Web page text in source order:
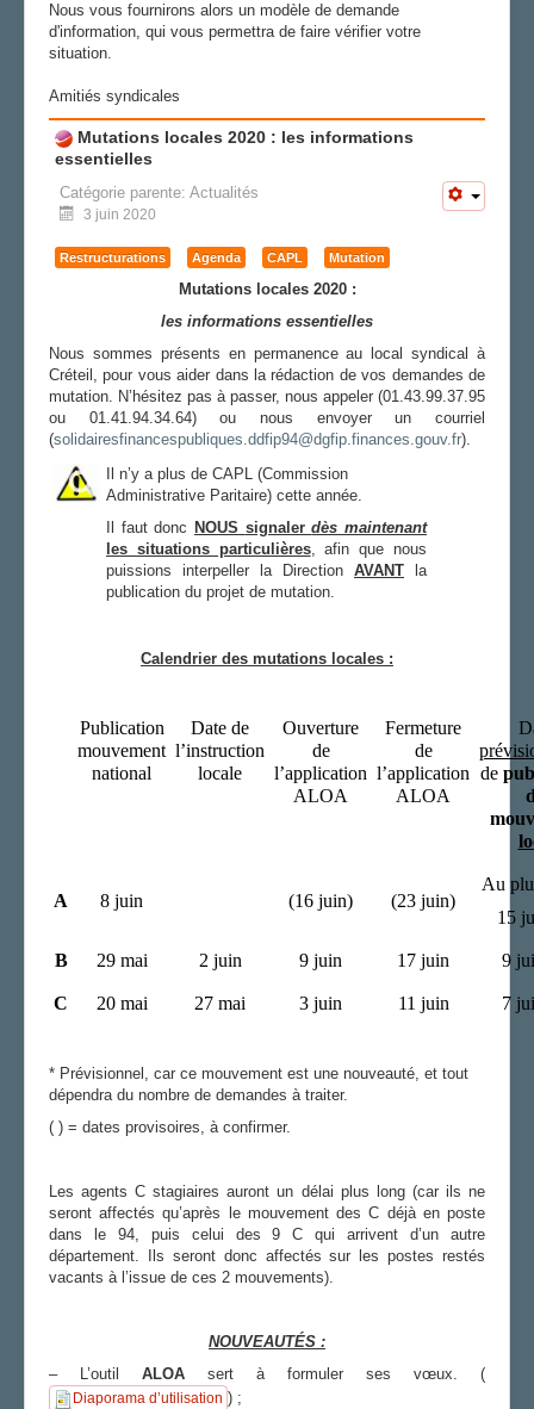
Nous vous fournirons alors un modèle de demande
d'information, qui vous permettra de faire vérifier votre
situation.
Amitiés syndicales
Mutations locales 2020 : les informations
essentielles
Catégorie parente: Actualités
3 juin 2020
Restructurations Agenda CAPL Mutation
Mutations locales 2020 :
les informations essentielles
Nous sommes présents en permanence au local syndical à
Créteil, pour vous aider dans la rédaction de vos demandes de
mutation. N’hésitez pas à passer, nous appeler (01.43.99.37.95
ou 01.41.94.34.64) ou nous envoyer un courriel
(solidairesfinancespubliques.ddfip94@dgfip.finances.gouv.fr).
Il n’y a plus de CAPL (Commission
Administrative Paritaire) cette année.
Il faut donc NOUS signalerdès maintenant
les situations particulières, afin que nous
puissions interpeller la Direction AVANT la
publication du projet de mutation.
Calendrier des mutations locales :
Publication
mouvement
national
Date de
l’instruction
locale
Ouverture
de
l’application
ALOA
Fermeture
de
l’application
ALOA
de
A 8 juin (16 juin) (23 juin)
Au
15
B 29 mai 2 juin 9 juin 17 juin 9
C 20 mai 27 mai 3 juin 11 juin 7
* Prévisionnel, car ce mouvement est une nouveauté, et tout
dépendra du nombre de demandes à traiter.
( ) = dates provisoires, à confirmer.
Les agents C stagiaires auront un délai plus long (car ils ne
seront affectés qu’après le mouvement des C déjà en poste
dans le 94, puis celui des 9 C qui arrivent d’un autre
département. Ils seront donc affectés sur les postes restés
vacants à l’issue de ces 2 mouvements).
NOUVEAUTÉS :
– L’outil ALOA sert à formuler ses vœux. (
Diaporama d’utilisation ) ;